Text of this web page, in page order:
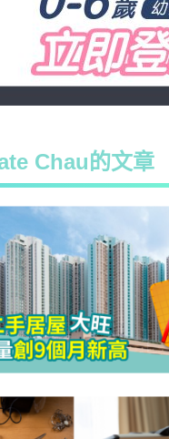
爸媽專訪
著數優惠
Chau的文章